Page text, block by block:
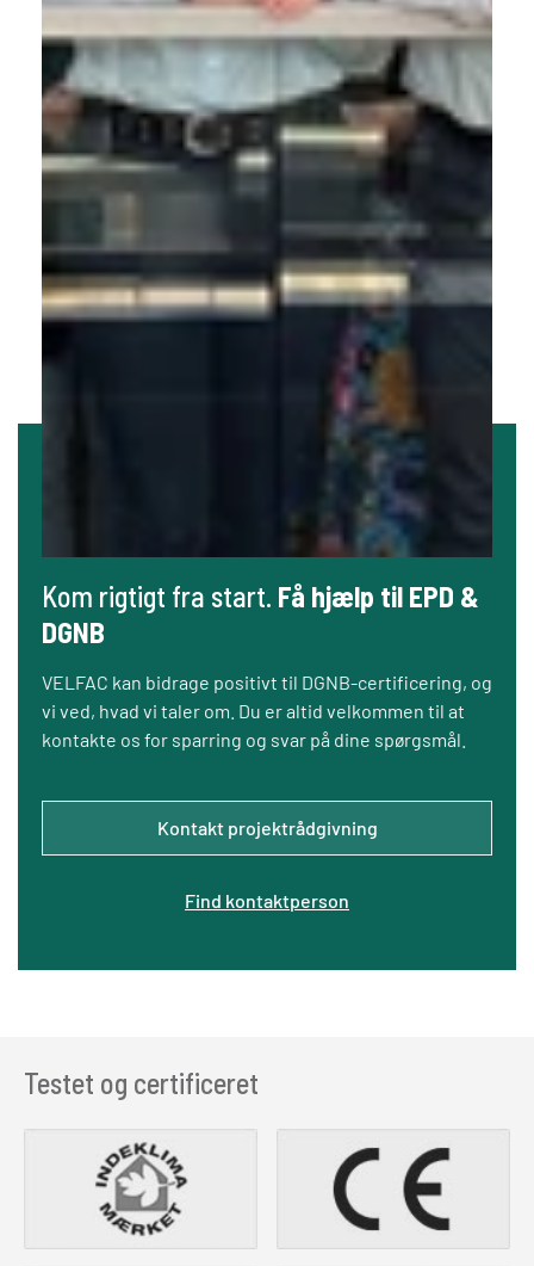
Kom rigtigt fra start. Få hjælp til EPD &
DGNB
VELFAC kan bidrage positivt til DGNB-certificering, og
vi ved, hvad vi taler om. Du er altid velkommen til at
kontakte os for sparring og svar på dine spørgsmål.
Kontakt projektrådgivning
Find kontaktperson
Testet og certificeret